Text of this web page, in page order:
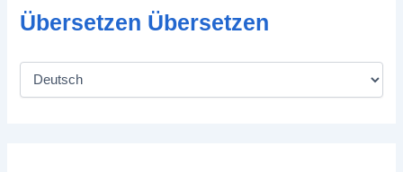
Übersetzen Übersetzen